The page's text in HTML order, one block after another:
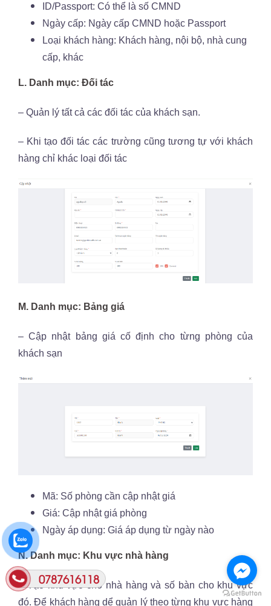
ID/Passport: Có thể là số CMND
Ngày cấp: Ngày cấp CMND hoặc Passport
Loại khách hàng: Khách hàng, nội bộ, nhà cung
cấp, khác
L. Danh mục: Đối tác
– Quản lý tất cả các đối tác của khách sạn.
– Khi tạo đối tác các trường cũng tương tự với khách
hàng chỉ khác loại đối tác
M. Danh mục: Bảng giá
– Cập nhật bảng giá cố định cho từng phòng của
khách sạn
Mã: Số phòng cần cập nhật giá
Giá: Cập nhật giá phòng
Ngày áp dụng: Giá áp dụng từ ngày nào
N. Danh mục: Khu vực nhà hàng
– Tạo khu vực cho nhà hàng và số bàn cho khu vực
đó. Để khách hàng dể quản lý theo từng khu vực hàng
0787616118